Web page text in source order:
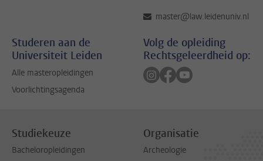
master@law.leidenuniv.nl
Studeren aan de
Universiteit Leiden
Alle masteropleidingen
Voorlichtingsagenda
Volg de opleiding
Rechtsgeleerdheid op:
Volg ons op instagram
Volg ons op facebook
Volg ons op
Studiekeuze
Bacheloropleidingen
Organisatie
Archeologie